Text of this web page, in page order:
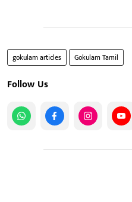
gokulam articles Gokulam Tamil
Follow Us